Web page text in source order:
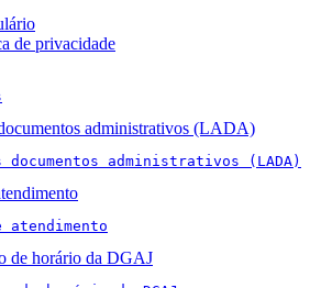
de privacidade
administrativos (LADA)
documentos administrativos (LADA)
atendimento
de horário da DGAJ